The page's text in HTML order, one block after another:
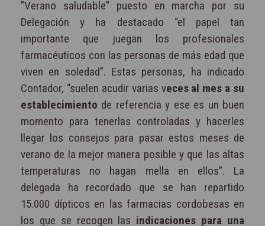
"Verano saludable" puesto en marcha por su
Delegación y ha destacado “el papel tan
importante que juegan los profesionales
farmacéuticos con las personas de más edad que
viven en soledad”. Estas personas, ha indicado
Contador, “suelen acudir varias veces al mes a su
establecimiento de referencia y ese es un buen
momento para tenerlas controladas y hacerles
llegar los consejos para pasar estos meses de
verano de la mejor manera posible y que las altas
temperaturas no hagan mella en ellos”. La
delegada ha recordado que se han repartido
15.000 dípticos en las farmacias cordobesas en
los que se recogen las indicaciones para una